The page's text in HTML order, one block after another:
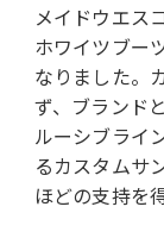
メイドウエス
ホワイツブー
なりました。
ず、ブランド
ルーシブライ
るカスタムサ
ほどの支持を